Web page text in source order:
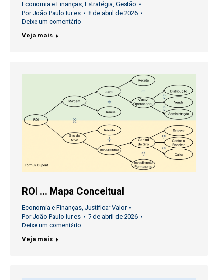
Economia e Finanças, Estratégia, Gestão
PorJoão Paulo Iunes
8 de abril de 2026
Deixe um comentário
Veja mais
ROI … Mapa Conceitual
Economia e Finanças, Justificar Valor
PorJoão Paulo Iunes
7 de abril de 2026
Deixe um comentário
Veja mais